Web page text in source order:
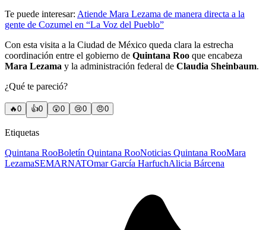
Te puede interesar: Atiende Mara Lezama de manera directa a la
gente de Cozumel en “La Voz del Pueblo”
Con esta visita a la Ciudad de México queda clara la estrecha
coordinación entre el gobierno de Quintana Roo que encabeza
Mara Lezama y la administración federal de Claudia Sheinbaum.
¿Qué te pareció?
🔥0 👍0 😲0 😢0 😠0
Etiquetas
Quintana RooBoletín Quintana RooNoticias Quintana RooMara
LezamaSEMARNATOmar García HarfuchAlicia Bárcena